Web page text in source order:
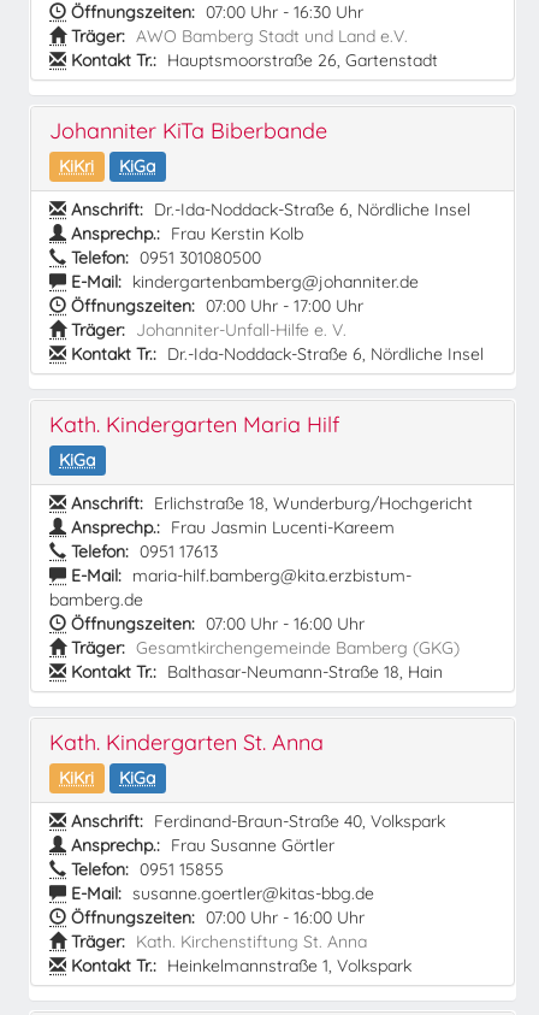
Öffnungszeiten: 07:00 Uhr - 16:30 Uhr
Träger: AWO Bamberg Stadt und Land e.V.
Kontakt Tr.: Hauptsmoorstraße 26, Gartenstadt
Johanniter KiTa Biberbande
KiKri
KiGa
Anschrift: Dr.-Ida-Noddack-Straße 6, Nördliche Insel
Ansprechp.: Frau Kerstin Kolb
Telefon: 0951 301080500
E-Mail: kindergartenbamberg@johanniter.de
Öffnungszeiten: 07:00 Uhr - 17:00 Uhr
Träger: Johanniter-Unfall-Hilfe e. V.
Kontakt Tr.: Dr.-Ida-Noddack-Straße 6, Nördliche Insel
Kath. Kindergarten Maria Hilf
KiGa
Anschrift: Erlichstraße 18, Wunderburg/Hochgericht
Ansprechp.: Frau Jasmin Lucenti-Kareem
Telefon: 0951 17613
E-Mail: maria-hilf.bamberg@kita.erzbistum-
bamberg.de
Öffnungszeiten: 07:00 Uhr - 16:00 Uhr
Träger: Gesamtkirchengemeinde Bamberg (GKG)
Kontakt Tr.: Balthasar-Neumann-Straße 18, Hain
Kath. Kindergarten St. Anna
KiKri
KiGa
Anschrift: Ferdinand-Braun-Straße 40, Volkspark
Ansprechp.: Frau Susanne Görtler
Telefon: 0951 15855
E-Mail: susanne.goertler@kitas-bbg.de
Öffnungszeiten: 07:00 Uhr - 16:00 Uhr
Träger: Kath. Kirchenstiftung St. Anna
Kontakt Tr.: Heinkelmannstraße 1, Volkspark